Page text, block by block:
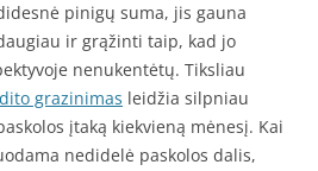
pinigų suma, jis gauna
ir grąžinti taip, kad jo
nenukentėtų. Tiksliau
grazinimas leidžia silpniau
įtaką kiekvieną mėnesį. Kai
nedidelė paskolos dalis,